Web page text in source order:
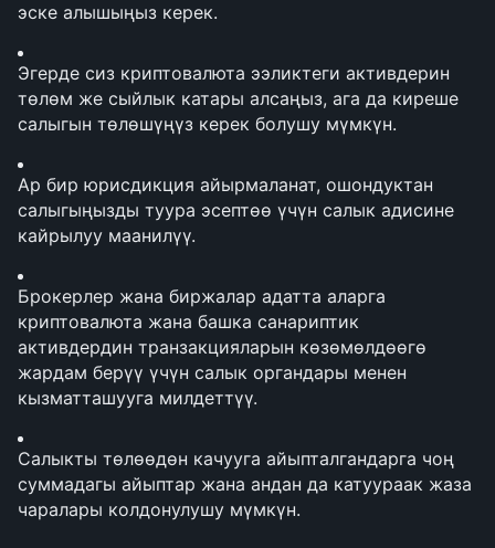
эске алышыңыз керек.
Эгерде сиз криптовалюта ээликтеги активдерин
төлөм же сыйлык катары алсаңыз, ага да киреше
салыгын төлөшүңүз керек болушу мүмкүн.
Ар бир юрисдикция айырмаланат, ошондуктан
салыгыңызды туура эсептөө үчүн салык адисине
кайрылуу маанилүү.
Брокерлер жана биржалар адатта аларга
криптовалюта жана башка санариптик
активдердин транзакцияларын көзөмөлдөөгө
жардам берүү үчүн салык органдары менен
кызматташууга милдеттүү.
Салыкты төлөөдөн качууга айыпталгандарга чоң
суммадагы айыптар жана андан да катуураак жаза
чаралары колдонулушу мүмкүн.